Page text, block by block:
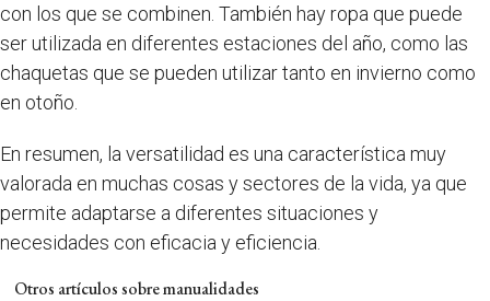
con los que se combinen. También hay ropa que puede
ser utilizada en diferentes estaciones del año, como las
chaquetas que se pueden utilizar tanto en invierno como
en otoño.
En resumen, la versatilidad es una característica muy
valorada en muchas cosas y sectores de la vida, ya que
permite adaptarse a diferentes situaciones y
necesidades con eficacia y eficiencia.
Otros artículos sobre manualidades